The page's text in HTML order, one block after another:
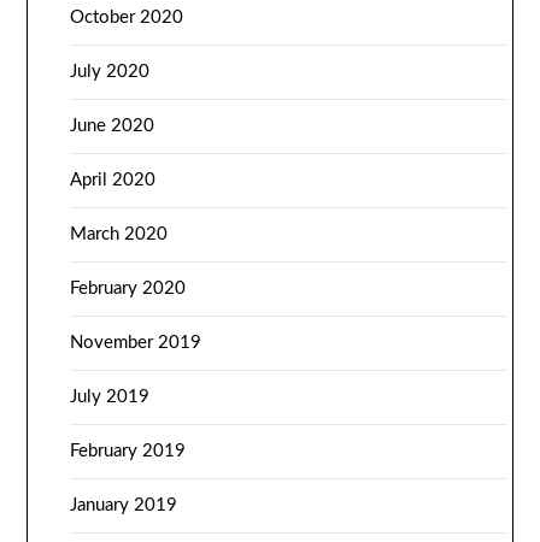
October 2020
July 2020
June 2020
April 2020
March 2020
February 2020
November 2019
July 2019
February 2019
January 2019